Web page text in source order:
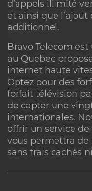
d’appels illimité
et ainsi que
additionnel.
Bravo Telecom
au Quebec
internet haute
Optez pour des
forfait télévision
de capter une
internationales.
offrir un service
vous permettra de
sans frais cachés
Réseau ou
Vitesse :